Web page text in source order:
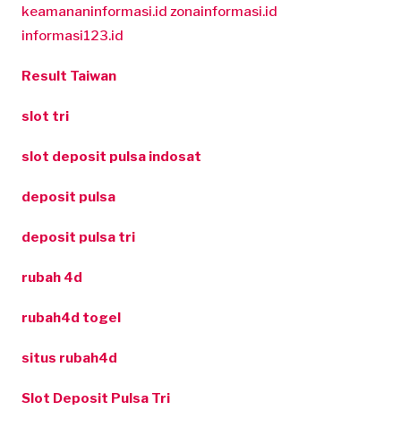
keamananinformasi.id zonainformasi.id
informasi123.id
Result Taiwan
slot tri
slot deposit pulsa indosat
deposit pulsa
deposit pulsa tri
rubah 4d
rubah4d togel
situs rubah4d
Slot Deposit Pulsa Tri